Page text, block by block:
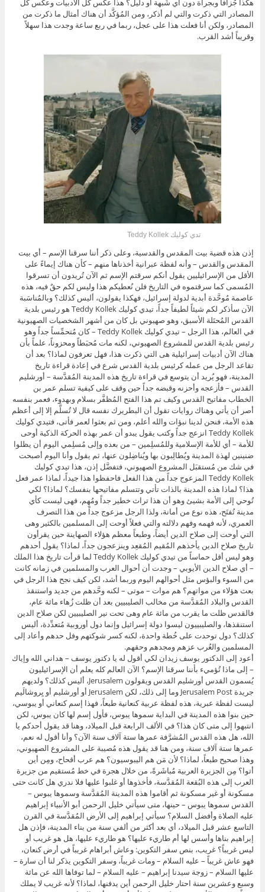
المصادر التي ذكرت والتي لم أذكر، ومن المُؤكَّد أن هناك أمثال ما ذكرت من
المصادر، ولكن أنا فعلت هذا على عجل، ربما في ربع ساعة وجدت هذا سهلاً
وقريباً أشد القرب.
تدي كوليك Teddy Kollek
إذن هذه قضية بيت المقدس والقدسية، وعلى ذكر أننا سرقنا الإسم – أي بيت
المقدس والقدس – وأنه لفظة عبرانية أخذناها منهم – كأن هناك إيماءً على
الأقل من الإسرائيليين يقول أنكم سرقتم الإسم ثم الآن تُريدون أن تسرقوا
المُسمى كما سرقتموه في التاريخ فلن نُعطيكم هذا وليس لكم حقٌ فيه، هذه
عاصمة مُوحَّدة أبدية لدولة إسرائيل، فهكذا يقولون، أليس كذلك؟ وبالمُناسَبة
الآن سأذكر لكم شيئاً لطيفاً جداً، تيدي كوليك Teddy Kollek هو رئيس بلدية
القدس المُحتَلة الأسبق، وهو صهيوني بل كان من أشهر الشخصيات الصهيونية
في العالم، هذا الرجل – تيدي كوليك Teddy Kollek – كان مُتحمِّساً جداً وهو
رئيس بلدية القدس للمشروع الصهيوني، لكنه مات مُحبَطاً ومحزوناً، علماً بأن
هناك الآن أدبيات إسرائيلية هى التي ذكرت هذا، فهل تعرفون لماذا؟ بعد أن
تقاعد الرجل من عمله كرئيس بلدية القدس شرع في إعادة قراءة تاريخ
المدينة، فهو يُريد أن يتوسع في قراءة تاريخ هذه المدينة المُقدَّسة – أورشليم
القدس – فأزعجه وأحزنه وقبضه جداً حين وقف على كيفية تسلم عمر بن
الخطاب مفاتيح القدس وكيف تم هذا الفتح المُظفَّر بسلام وبهدوء، فعمر بنفسه
أصر أن يأتي وهناك روايات تقول أن البطريرك نفسه قال لا تُسلَّم إلا إلى أعظم
هذه الأمة، فنحن لدينا نبؤات والله أعلم، ومن ثم بعثوا لعمر فأتى، فتيدي كوليك
Teddy Kollek انزعج جداً وكتب يقول يبدو أن عمر بهذه الحركة الذكية أوحى
للأمة – أي للأمة الإسلامية وللمُسلِمين – من بعده وإلى مُسلِمي اليوم أن يظلوا
ضنينين لهذة المدينة ويُطالِبون بها ويُناضِلون عنها، ثم يقول وأنا اليوم أصبحت
في شك من مُستقبَل المشروع الصهيوني، فتفضَّل إذن، هذا تيدي كوليك
Teddy Kollek المزعوج جداً من هذا الفعل فاحفظوا هذا جيداً، لماذا عمر فعل
هذا؟ لماذا هذه المدينة بالذات تأتي وتتسلم مفاتيحها بنفسك؟ لماذا؟ لكي
تُوحي إلى الأمة بشيئ وهو أن هذا تراث خطير جداً ومُهِم، فهى ليست كأي
مدينة تُفتَح، هذه نوع من أمانة، ولذا الرجل مزعوج جداً من هذا التصرف
العمري، لأنه فهمه وفهم دلالته والتي فعلاً أوحت إلى المسلمين بالكثير وهى
التي أوحت إلى صلاح الدين أيضاً، وطبعاً معظم هؤلاء الصهاينة حين يقرأون
تاريخ صلاح الدين يأخذهم المُقيم المُقعِد وينزعجون جداً، لماذا؟ يقول أحدهم
وهو ليس أقل حماساً من تيدي كوليك Teddy Kollek لما قرأت تاريخ هذا الملك
– أي صلاح الدين الأيوبي – وجدت أن أحوال العرب والمسلمين في زمانه كانت
من السوء والبؤس مثل أحوالهم اليوم وربما أشد، لكن كيف نجح هذا الرجل في
بعث هؤلاء من مواتهم؟ هم موات – موتى – لكنه وحَّدهم من جديد واستنقذ
القدس والبلاد المُقدَّسة من مخالب الصليبيين بعد أن ظلت زُهاء مائة عام،
فالقدس ظلت ما يقرب من مائة عام وهى تحت نير الصليبيين لكن صلاح الدين
استنقذها، والصليبييون ليسوا دولة إسرائيل وإنما دول أوروبية مُتعدِّدة، أليس
كذلك؟ دول توحدت على خُطة واحدة، لكنه كسر شوكتهم وفل حدهم وأعاد إلى
المسلمين والعُرب عزهم ومجدهم وحقهم.
أعود إلى الدكتور يوسف زيدان لكي أقول له يا دكتور يوسف – هداني الله وإياك
– إلى ماذا تُؤميء بأننا سرقنا الإسم؟ الآن العالم كله يعلم أن الإسرائيليون
يُسمون القدس أورشليم القدس ويقولون Jerusalem، أليس كذلك؟ ولديهم
جريدة Jerusalem Post وما إلى ذلك، لكن Jerusalem أو أورشليم أو يِروشالَيم
ليست لفظة عبرية، هذه لفظة عربية كنعانية طبعاً، فهذا إسم كنعاني أو يبوسي،
حين بنوا هذه المدينة في البداية سموها يبوس، فأول إسم لها كان يبوس، لكن
انتبهوا إلى متى كان هذا؟ في الألف الرابعة قبل الميلاد، وهنا قد يقول أحدكم يا
الله، هل هذه القدس المُشرَّفة عمرها ستة آلاف سنة الآن؟ وأنا أقول له نعم،
عمرها ستة آلاف سنة، ومن هنا قد يقول هذه مُصيبة على المشروع الصهيوني،
وهذا صحيح طبعاً، لماذا؟ لأن مَن هم اليبوسيون؟ هم عرب أقحاح، ومِن أين
أتوا؟ مِن الجزيرة العربية مُباشَرةً، من خلال هجرة في خط مُستقيم من جزيرة
العرب إلى هذه البُقعة المُقدَّسة، فأخذوها أو غلبوا عليها فلا ندري هل كانت حتى
مسكونة أو غير مسكونة ثم أقاموا هذه المدينة المُقدَّسة وسموها يبوس –
القدس سموها يبوس – حينها، متى سيأتي خليل الرحمن أبو الأنبياء إبراهيم
عليه الصلاة وأفضل السلام؟ سيأتي إبراهيم إلى الأرض المُقدَّسة في القرن
التاسع عشر قبل الميلاد، أي بعد أكثر من ألفي سنة من بناء المدينة، فإذن هل
إبراهيم بناها وأسس لها أم طاريء عليها؟ هو طاريء عليها، هل هو غريب أو
ليس غريباً؟ غريب، بنص سفر التكوين: وعاش أبراهام غريباً في أرض كنعان،
فهو عاش غريباً – عليه السلام – ومات غريباً، وسفر التكوين يذكر لنا أن سارة –
عليها السلام – زوجة سيدنا إبراهيم – عليه السلام – لما توفاها الله عن مائة
وسبع وعشرين سنة احتار خليل الرحمن أين يدفنها، لماذا؟ لأنه غريب لا يملك